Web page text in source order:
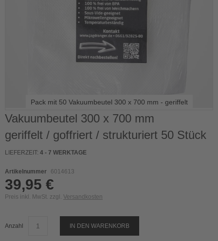
Vakuumbeutel 300 x 700 mm
geriffelt / goffriert / strukturiert 50 Stück
LIEFERZEIT: 4 - 7 WERKTAGE
Artikelnummer 6014613
39,95 €
Preis inkl. MwSt. zzgl. Versandkosten
Anzahl IN DEN WARENKORB
Pack mit 50 Vakuumbeutel 300 x 700 mm - geriffelt
Skip
to
the
beginning
of
images
gallery